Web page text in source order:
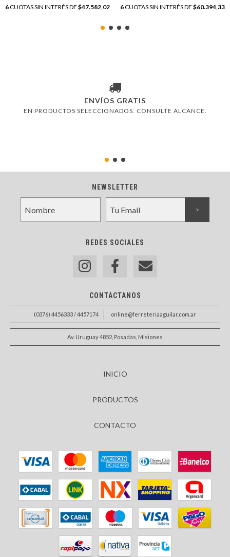
6CUOTAS SIN INTERÉS DE $47.582,02 6CUOTAS SIN INTERÉS DE $60.394,33
ENVÍOS GRATIS
EN PRODUCTOS SELECCIONADOS. CONSULTE ALCANCE.
NEWSLETTER
REDES SOCIALES
CONTACTANOS
(0376) 4456333 / 4457174 online@ferreteriaaguilar.com.ar
Av. Uruguay 4852, Posadas, Misiones
INICIO
PRODUCTOS
CONTACTO